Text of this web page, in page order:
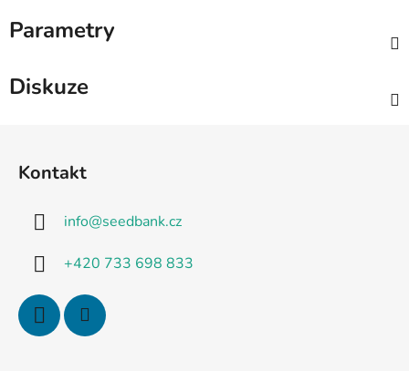
Parametry
Diskuze
Kontakt
info@seedbank.cz
+420 733 698 833